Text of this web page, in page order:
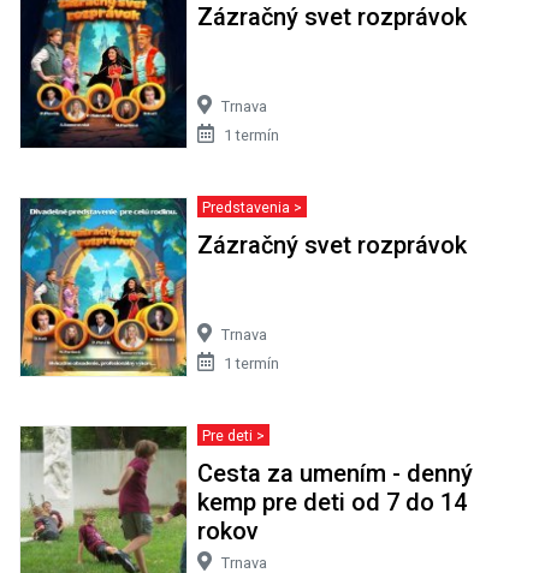
Zázračný svet rozprávok
Trnava
1 termín
Predstavenia >
Zázračný svet rozprávok
Trnava
1 termín
Pre deti >
Cesta za umením - denný
kemp pre deti od 7 do 14
rokov
Trnava